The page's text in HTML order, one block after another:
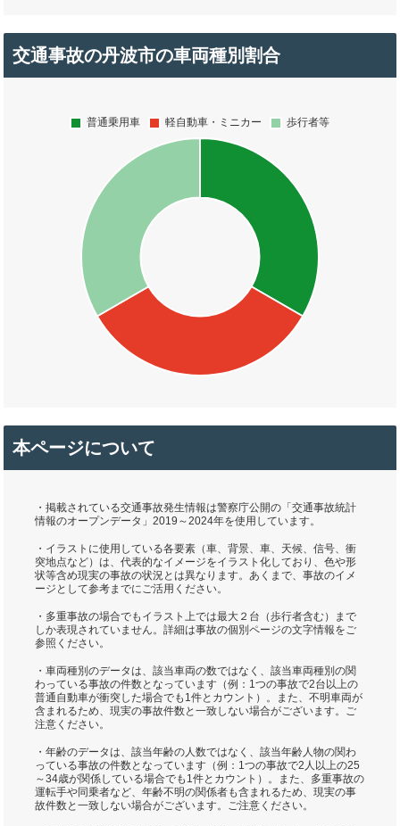
交通事故の丹波市の車両種別割合
本ページについて
・掲載されている交通事故発生情報は警察庁公開の「交通事故統計
情報のオープンデータ」2019～2024年を使用しています。
・イラストに使用している各要素（車、背景、車、天候、信号、衝
突地点など）は、代表的なイメージをイラスト化しており、色や形
状等含め現実の事故の状況とは異なります。あくまで、事故のイメ
ージとして参考までにご活用ください。
・多重事故の場合でもイラスト上では最大２台（歩行者含む）まで
しか表現されていません。詳細は事故の個別ページの文字情報をご
参照ください。
・車両種別のデータは、該当車両の数ではなく、該当車両種別の関
わっている事故の件数となっています（例：1つの事故で2台以上の
普通自動車が衝突した場合でも1件とカウント）。また、不明車両が
含まれるため、現実の事故件数と一致しない場合がございます。ご
注意ください。
・年齢のデータは、該当年齢の人数ではなく、該当年齢人物の関わ
っている事故の件数となっています（例：1つの事故で2人以上の25
～34歳が関係している場合でも1件とカウント）。また、多重事故の
運転手や同乗者など、年齢不明の関係者も含まれるため、現実の事
故件数と一致しない場合がございます。ご注意ください。